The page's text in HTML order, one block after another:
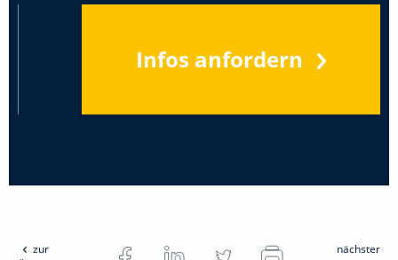
Infos anfordern
zur
nächster